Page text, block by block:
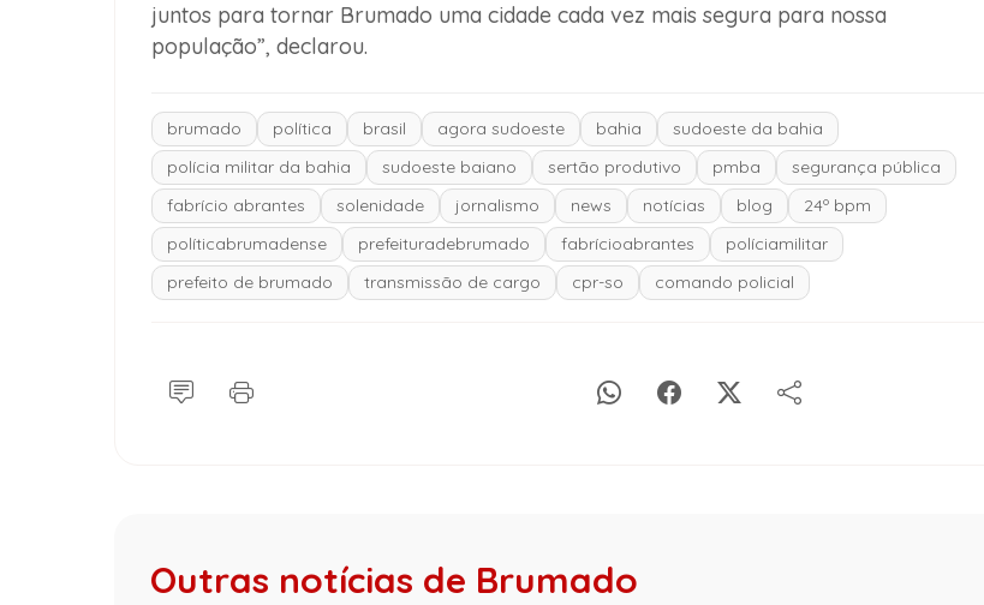
juntos para tornar Brumado uma cidade cada vez mais segura para nossa
população”, declarou.
brumado política brasil agora sudoeste bahia
sudoeste da bahia
polícia militar da bahia
sudoeste baiano sertão produtivo pmba
segurança pública
fabrício abrantes
solenidade jornalismo news notícias blog
24º bpm
políticabrumadense
prefeituradebrumado fabrícioabrantes
políciamilitar
prefeito de brumado
transmissão de cargo cpr-so comando policial
Outras notícias de Brumado